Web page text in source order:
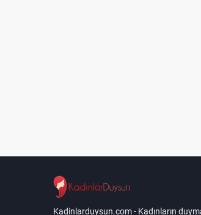
Kadinlarduysun.com - Kadınların